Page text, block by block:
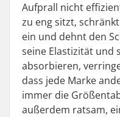
Aufprall nicht
zu eng sitzt,
ein und dehnt den
seine Elastizität und
absorbieren,
dass jede Marke
immer die
außerdem ratsam,